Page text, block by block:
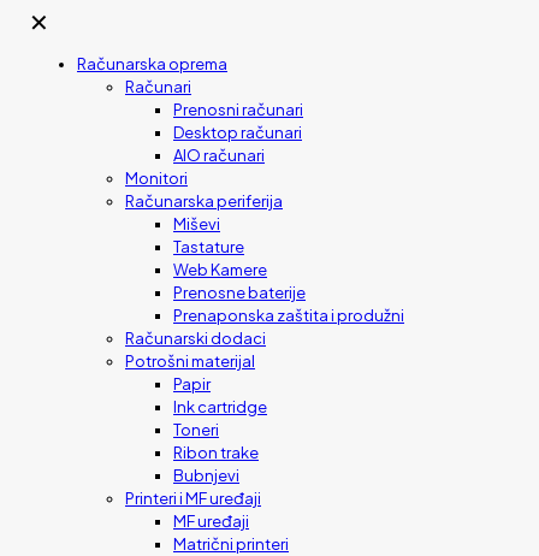
✕
Računarska oprema
Računari
Prenosni računari
Desktop računari
AIO računari
Monitori
Računarska periferija
Miševi
Tastature
Web Kamere
Prenosne baterije
Prenaponska zaštita i produžni
Računarski dodaci
Potrošni materijal
Papir
Ink cartridge
Toneri
Ribon trake
Bubnjevi
Printeri i MF uređaji
MF uređaji
Matrični printeri